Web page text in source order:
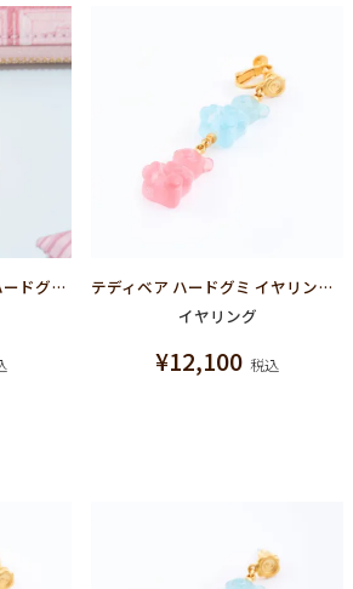
【残り1点】テディベア ハードグミ リング（ストロベリー）
テディベア ハードグミ イヤリング（ソーダ＆ストロベリー）
イヤリング
¥12,100 税込